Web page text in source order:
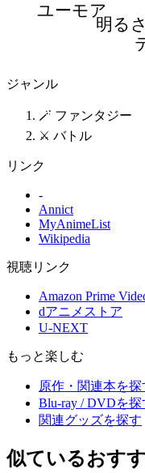
明るさ
ユーモア
ジャンル
🪄 ファンタジー
⚔️ バトル
リンク
-
Annict
MyAnimeList
Wikipedia
視聴リンク
Amazon Prime
dアニメストア
U-NEXT
もっと楽しむ
原作・関連本を探
Blu-ray / DVDを探
関連グッズを探す
似ているおす